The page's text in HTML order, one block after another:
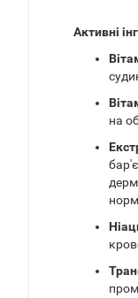
Активні
на